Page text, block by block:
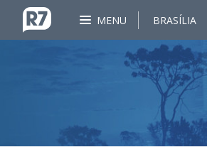
MENU BRASÍLIA